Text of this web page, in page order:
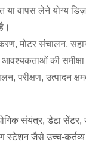
या वापस लेने योग्य
मोटर संचालन,
की
परीक्षण, उत्पादन
संयंत्र, डेटा सेंटर,
स्टेशन जैसे उच्च-कर्तव्य